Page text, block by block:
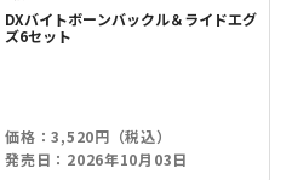
DXバイトボーンバックル＆ライドエグ
ズ6セット
価格：3,520円（税込）
発売日：2026年10月03日